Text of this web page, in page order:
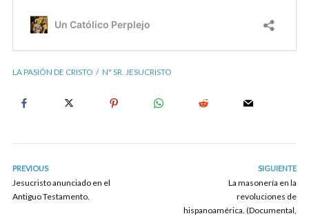
LA PASIÓN DE CRISTO N" SR. JESUCRISTO
PREVIOUS
Jesucristo anunciado en el
Antiguo Testamento.
SIGUIENTE
La masonería en la
revoluciones de
hispanoamérica. (Documental,